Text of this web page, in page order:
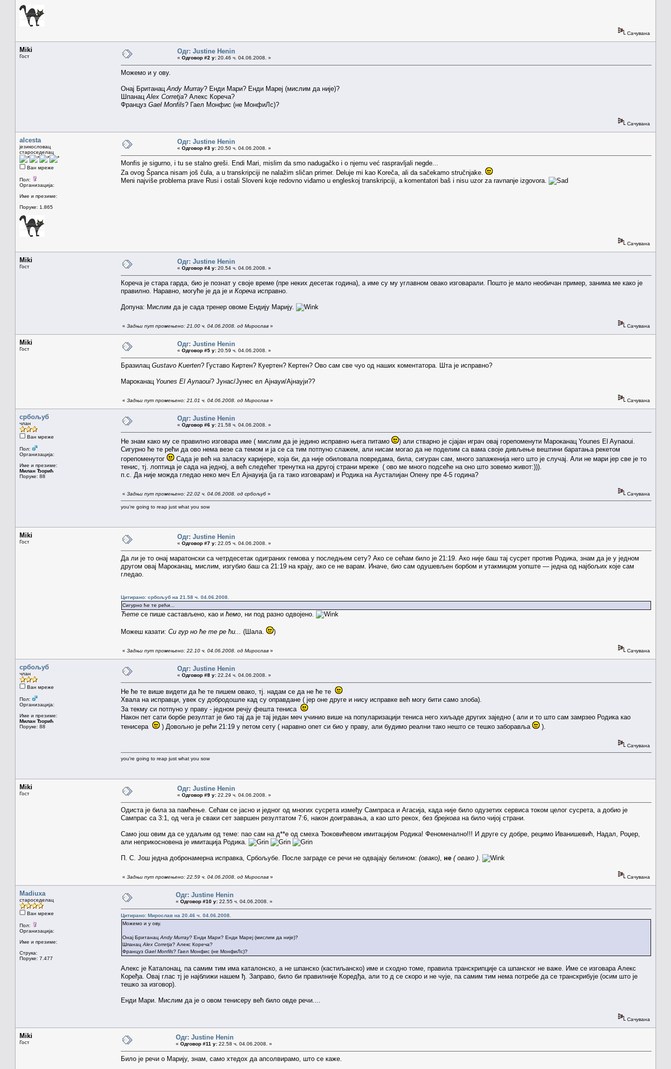
Сачувана
Miki
Гост
Одг: Justine Henin
« Одговор #2 у: 20.46 ч. 04.06.2008. »
Можемо и у ову.
Онај Британац Andy Murray? Енди Мари? Енди Мареј (мислим да није)?
Шпанац Alex Corretja? Алекс Кореча?
Француз Gael Monfils? Гаел Монфис (не МонфиЛс)?
Сачувана
alcesta
језикословац
староседелац
Ван мреже
Пол:
Организација:
Име и презиме:
Поруке: 1.865
Одг: Justine Henin
« Одговор #3 у: 20.50 ч. 04.06.2008. »
Monfis je sigurno, i tu se stalno greši. Endi Mari, mislim da smo nadugačko i o njemu već raspravljali negde...
Za ovog Španca nisam još čula, a u transkripciji ne nalažim sličan primer. Deluje mi kao Koreča, ali da sačekamo stručnjake.
Meni najviše problema prave Rusi i ostali Sloveni koje redovno viđamo u engleskoj transkripciji, a komentatori baš i nisu uzor za ravnanje izgovora.
Сачувана
Miki
Гост
Одг: Justine Henin
« Одговор #4 у: 20.54 ч. 04.06.2008. »
Кореча је стара гарда, био је познат у своје време (пре неких десетак година), а име су му углавном овако изговарали. Пошто је мало необичан пример, занима ме како је
правилно. Наравно, могуће је да је и Кореча исправно.
Допуна: Мислим да је сада тренер овоме Ендију Марију.
« Задњи пут промењено: 21.00 ч. 04.06.2008. од Мирослав » Сачувана
Miki
Гост
Одг: Justine Henin
« Одговор #5 у: 20.59 ч. 04.06.2008. »
Бразилац Gustavo Kuerten? Густаво Киртен? Куертен? Кертен? Ово сам све чуо од наших коментатора. Шта је исправно?
Мароканац Younes El Aynaoui? Јунас/Јунес ел Ајнауи/Ајнауји??
« Задњи пут промењено: 21.01 ч. 04.06.2008. од Мирослав » Сачувана
србољуб
члан
Ван мреже
Пол:
Организација:
Име и презиме:
Милан Ђорић
Поруке: 88
Одг: Justine Henin
« Одговор #6 у: 21.58 ч. 04.06.2008. »
Не знам како му се правилно изговара име ( мислим да је једино исправно њега питамо
) али стварно је сјајан играч овај горепоменути Мароканац Younes El Aynaoui.
Сигурно ће те рећи да ово нема везе са темом и ја се са тим потпуно слажем, али нисам могао да не поделим са вама своје дивљење вештини баратања рекетом
горепоменутог
Сада је већ на заласку каријере, која би, да није обиловала повредама, била, сигуран сам, много запаженија него што је случај. Али не мари јер све је то
тенис, тј. лоптица је сада на једној, а већ следећег тренутка на другој страни мреже ( ово ме много подсеће на оно што зовемо живот:))).
п.с. Да није можда гледао неко меч Ел Ајнауија (ја га тако изговарам) и Родика на Аусталијан Опену пре 4-5 година?
« Задњи пут промењено: 22.02 ч. 04.06.2008. од србољуб » Сачувана
you're going to reap just what you sow
Miki
Гост
Одг: Justine Henin
« Одговор #7 у: 22.05 ч. 04.06.2008. »
Да ли је то онај маратонски са четрдесетак одиграних гемова у последњем сету? Ако се сећам било је 21:19. Ако није баш тај сусрет против Родика, знам да је у једном
другом овај Мароканац, мислим, изгубио баш са 21:19 на крају, ако се не варам. Иначе, био сам одушевљен борбом и утакмицом уопште — једна од најбољих које сам
гледао.
Цитирано: србољуб на 21.58 ч. 04.06.2008.
Сигурно ће те рећи...
Ћете се пише састављено, као и ћемо , ни под разно одвојено.
Можеш казати: Си гур но ће те ре ћи... (Шала. )
« Задњи пут промењено: 22.10 ч. 04.06.2008. од Мирослав » Сачувана
србољуб
члан
Ван мреже
Пол:
Организација:
Име и презиме:
Милан Ђорић
Поруке: 88
Одг: Justine Henin
« Одговор #8 у: 22.24 ч. 04.06.2008. »
Не ће те више видети да ће те пишем овако, тј. надам се да не ће те
Хвала на исправци, увек су добродошле кад су оправдане ( јер оне друге и нису исправке већ могу бити само злоба).
За текму си потпуно у праву - једном речју фешта тениса
Након пет сати борбе резултат је био тај да је тај један меч учинио више на популаризацији тениса него хиљаде других заједно ( али и то што сам замрзео Родика као
тенисера
) Довољно је рећи 21:19 у петом сету ( наравно опет си био у праву, али будимо реални тако нешто се тешко заборавља ).
Сачувана
you're going to reap just what you sow
Miki
Гост
Одг: Justine Henin
« Одговор #9 у: 22.29 ч. 04.06.2008. »
Одиста је била за памћење. Сећам се јасно и једног од многих сусрета између Сампраса и Агасија, када није било одузетих сервиса током целог сусрета, а добио је
Сампрас са 3:1, од чега је сваки сет завршен резултатом 7:6, након доигравања, а као што рекох, без брејкова на било чијој страни.
Само још овим да се удаљим од теме: пао сам на д**е од смеха Ђоковићевом имитацијом Родика! Феноменално!!! И друге су добре, рецимо Иванишевић, Надал, Роџер,
али неприкосновена је имитација Родика.
П. С. Још једна добронамерна исправка, Србољубе. После заграде се речи не одвајају белином: (овако) не ( овако )
« Задњи пут промењено: 22.59 ч. 04.06.2008. од Мирослав » Сачувана
Madiuxa
староседелац
Ван мреже
Пол:
Организација:
Име и презиме:
Струка:
Поруке: 7.477
Одг: Justine Henin
« Одговор #10 у: 22.55 ч. 04.06.2008. »
Цитирано: Мирослав на 20.46 ч. 04.06.2008.
Можемо и у ову.
Онај Британац Andy Murray? Енди Мари? Енди Мареј (мислим да није)?
Шпанац Alex Corretja? Алекс Кореча?
Француз Gael Monfils? Гаел Монфис (не МонфиЛс)?
Алекс је Каталонац, па самим тим има каталонско, а не шпанско (кастиљанско) име и сходно томе, правила транскрипције са шпанског не важе. Име се изговара Алекс
Коређа. Овај глас тј је најближи нашем ђ. Заправо, било би правилније Коредђа, али то д се скоро и не чује, па самим тим нема потребе да се транскрибује (осим што је
тешко за изговор).
Енди Мари. Мислим да је о овом тенисеру већ било овде речи....
Сачувана
Miki
Гост
Одг: Justine Henin
« Одговор #11 у: 22.58 ч. 04.06.2008. »
Било је речи о Марију, знам, само хтедох да апсолвирамо, што се каже.